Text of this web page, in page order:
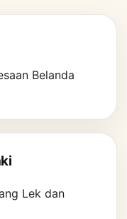
Belanda
Lek dan